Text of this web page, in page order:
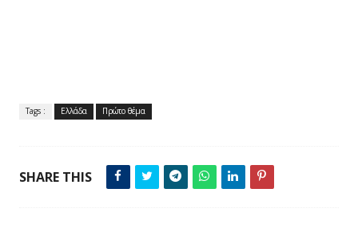
Tags : Ελλάδα Πρώτο θέμα
SHARE THIS